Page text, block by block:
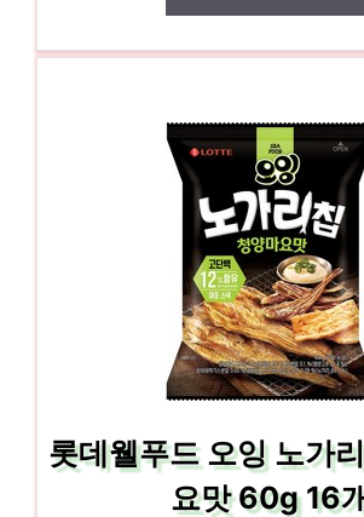
롯데웰푸드 오잉 노가
요맛 60g 16